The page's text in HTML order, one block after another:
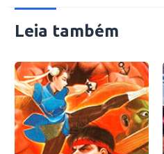
Leia também